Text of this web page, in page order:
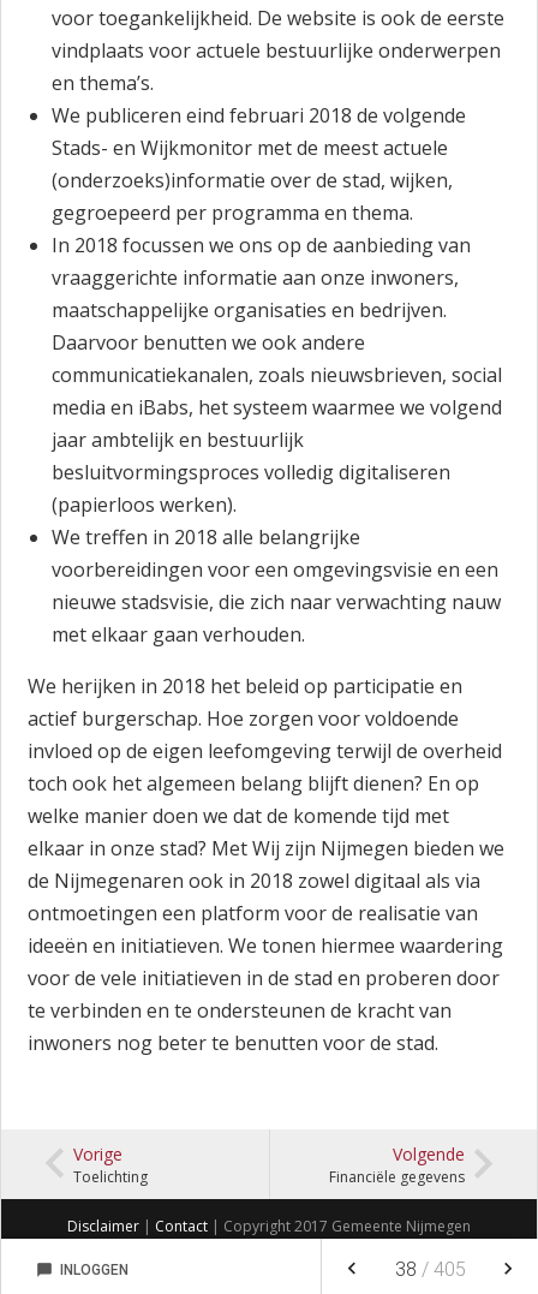
voor toegankelijkheid. De website is ook de eerste
vindplaats voor actuele bestuurlijke onderwerpen
en thema’s.
We publiceren eind februari 2018 de volgende
Stads- en Wijkmonitor met de meest actuele
(onderzoeks)informatie over de stad, wijken,
gegroepeerd per programma en thema.
In 2018 focussen we ons op de aanbieding van
vraaggerichte informatie aan onze inwoners,
maatschappelijke organisaties en bedrijven.
Daarvoor benutten we ook andere
communicatiekanalen, zoals nieuwsbrieven, social
media en iBabs, het systeem waarmee we volgend
jaar ambtelijk en bestuurlijk
besluitvormingsproces volledig digitaliseren
(papierloos werken).
We treffen in 2018 alle belangrijke
voorbereidingen voor een omgevingsvisie en een
nieuwe stadsvisie, die zich naar verwachting nauw
met elkaar gaan verhouden.
We herijken in 2018 het beleid op participatie en
actief burgerschap. Hoe zorgen voor voldoende
invloed op de eigen leefomgeving terwijl de overheid
toch ook het algemeen belang blijft dienen? En op
welke manier doen we dat de komende tijd met
elkaar in onze stad? Met Wij zijn Nijmegen bieden we
de Nijmegenaren ook in 2018 zowel digitaal als via
ontmoetingen een platform voor de realisatie van
ideeën en initiatieven. We tonen hiermee waardering
voor de vele initiatieven in de stad en proberen door
te verbinden en te ondersteunen de kracht van
inwoners nog beter te benutten voor de stad.
Vorige
Toelichting
Volgende
Financiële gegevens
Disclaimer | Contact | Copyright 2017 Gemeente Nijmegen
FAVORIETEN
chat_bubble INLOGGEN keyboard_arrow_left 38 / 405 keyboard_arrow_right